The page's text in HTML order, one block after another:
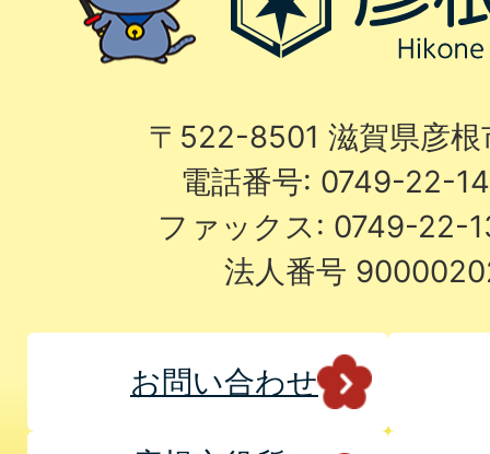
〒522-8501 滋賀県彦
電話番号: 0749-22-
ファックス: 0749-22-
法人番号
お問い合わせ